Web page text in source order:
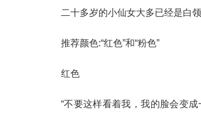
二十多岁的小仙女大多已经是白
推荐颜色:“红色”和“粉色”
红色
“不要这样看着我，我的脸会变